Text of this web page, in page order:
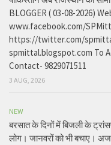
BLOGGER ( 03-08-2026)
www.facebook.com/
https://twitter.com/
spmittal.blogspot.com To
Contact- 9829071511
3 AUG, 2026
NEW
बरसात के दिनों में बिजली के
लोग। जानवरों को भी बचाए।